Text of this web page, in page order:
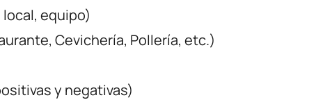
equipo)
Cevichería, Pollería, etc.)
y negativas)